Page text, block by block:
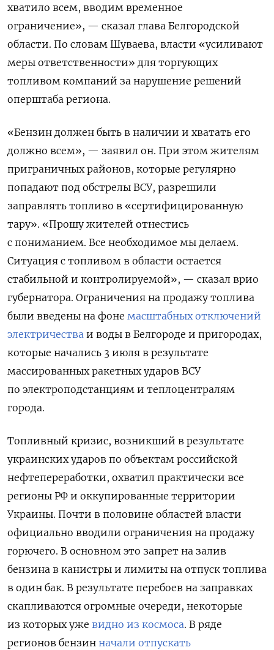
хватило всем, вводим временное
ограничение», — сказал глава Белгородской
области. По словам Шуваева, власти «усиливают
меры ответственности» для торгующих
топливом компаний за нарушение решений
оперштаба региона.
«Бензин должен быть в наличии и хватать его
должно всем», — заявил он. При этом жителям
приграничных районов, которые регулярно
попадают под обстрелы ВСУ, разрешили
заправлять топливо в «сертифицированную
тару». «Прошу жителей отнестись
с пониманием. Все необходимое мы делаем.
Ситуация с топливом в области остается
стабильной и контролируемой», — сказал врио
губернатора. Ограничения на продажу топлива
были введены на фоне масштабных отключений
электричества и воды в Белгороде и пригородах,
которые начались 3 июля в результате
массированных ракетных ударов ВСУ
по электроподстанциям и теплоцентралям
города.
Топливный кризис, возникший в результате
украинских ударов по объектам российской
нефтепереработки, охватил практически все
регионы РФ и оккупированные территории
Украины. Почти в половине областей власти
официально вводили ограничения на продажу
горючего. В основном это запрет на залив
бензина в канистры и лимиты на отпуск топлива
в один бак. В результате перебоев на заправках
скапливаются огромные очереди, некоторые
из которых уже видно из космоса. В ряде
регионов бензин начали отпускать